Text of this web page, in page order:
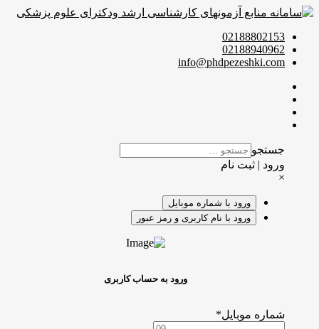
02188802153
02188940962
info@phdpezeshki.com
جستجو
ورود | ثبت نام
×
ورود با شماره موبایل
ورود با نام کاربری و رمز عبور
ورود به حساب کاربری
شماره موبایل*